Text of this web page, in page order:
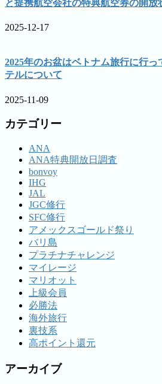
と提携航空会社の特典航空券の開放
2025-12-17
2025年のお盆はベトナム旅行に行
テルについて
2025-11-09
カテゴリー
ANA
ANA特典開放日調査
bonvoy
IHG
JAL
JGC修行
SFC修行
アメックスゴールド祭り
バリ島
プラチナチャレンジ
マイレージ
マリオット
上級会員
必勝法
海外旅行
裏技系
高ポイント還元
アーカイブ